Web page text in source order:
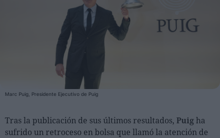
Cosmética
Estética
Marc Puig, Presidente Ejecutivo de Puig
Tras la publicación de sus últimos resultados, Puigha
sufrido un retroceso en bolsa que llamó la atención de